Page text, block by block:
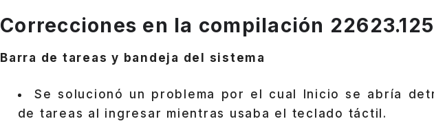
Correcciones en la compilación
Barra de tareas y bandeja del sistema
Se solucionó un problema por el cual Inicio se abría
de tareas al ingresar mientras usaba el teclado táctil.